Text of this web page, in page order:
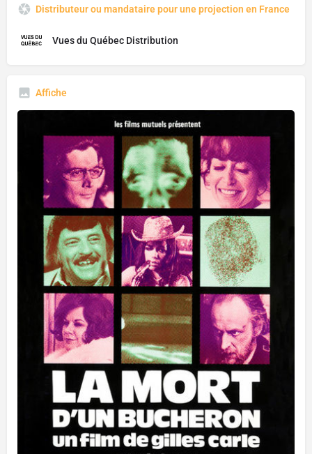
Distributeur ou mandataire pour une projection en France
Vues du Québec Distribution
Affiche